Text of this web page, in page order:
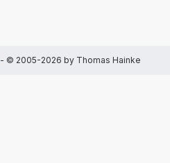
- © 2005-2026 by Thomas Hainke